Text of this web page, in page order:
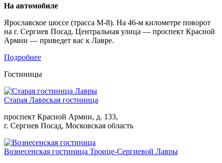
На автомобиле
Ярославское шоссе (трасса М-8). На 46-м километре поворот
на г. Сергиев Посад. Центральная улица — проспект Красной
Армии — приведет вас к Лавре.
Подробнее
Гостиницы
Старая Лаврская гостиница
проспект Красной Армии, д. 133,
г. Сергиев Посад, Московская область
Вознесенская гостиница Троице-Сергиевой Лавры